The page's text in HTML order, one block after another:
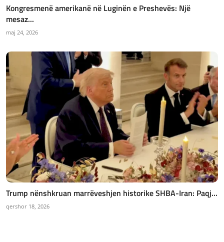
Kongresmenë amerikanë në Luginën e Preshevës: Një
mesaz...
maj 24, 2026
Trump nënshkruan marrëveshjen historike SHBA-Iran: Paqj...
qershor 18, 2026